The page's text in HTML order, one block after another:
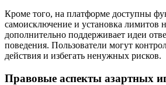
Кроме того, на платформе доступны
самоисключение и установка лимитов
дополнительно поддерживает идеи
поведения. Пользователи могут
действия и избегать ненужных рисков.
Правовые аспекты азартных